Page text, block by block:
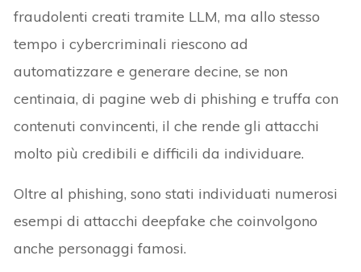
fraudolenti creati tramite LLM, ma allo stesso
tempo i cybercriminali riescono ad
automatizzare e generare decine, se non
centinaia, di pagine web di phishing e truffa con
contenuti convincenti, il che rende gli attacchi
molto più credibili e difficili da individuare.
Oltre al phishing, sono stati individuati numerosi
esempi di attacchi deepfake che coinvolgono
anche personaggi famosi.